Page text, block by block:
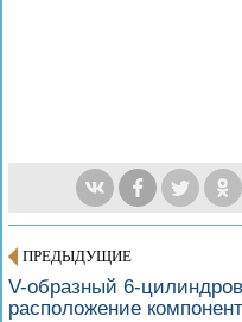
ПРЕДЫДУЩИЕ
V-образный 6-
расположение